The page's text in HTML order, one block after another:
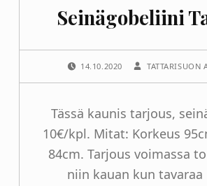
Seinägobeliini
14.10.2020 TATTARISUON
Tässä kaunis tarjous,
10€/kpl. Mitat: Korkeus
84cm. Tarjous voimassa
niin kauan kun